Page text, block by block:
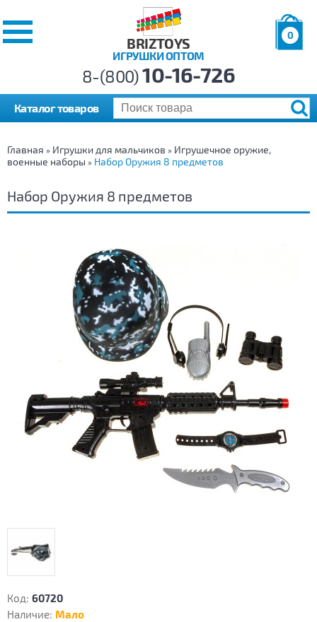
BRIZTOYS
ИГРУШКИ ОПТОМ
0
р.
8-(800)10-16-726
Каталог товаров
Главная » Игрушки для мальчиков » Игрушечное оружие,
военные наборы » Набор Оружия 8 предметов
Набор Оружия 8 предметов
Код: 60720
Наличие: Мало